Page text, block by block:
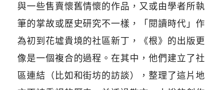
與一些售賣懷舊情懷的作品，又或由學者所執
筆的掌故或歷史研究不一樣，「閱讀時代」作
為初到花墟貴境的社區新丁，《根》的出版更
像是一個複合的過程。在其中，他們建立了社
區連結（比如和街坊的訪談），整理了這片地